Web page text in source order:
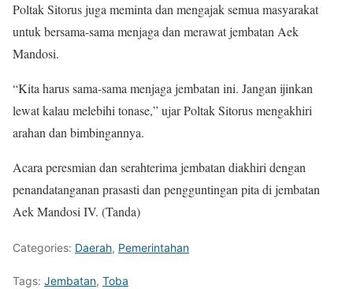
Poltak Sitorus juga meminta dan mengajak semua masyarakat
untuk bersama-sama menjaga dan merawat jembatan Aek
Mandosi.
“Kita harus sama-sama menjaga jembatan ini. Jangan ijinkan
lewat kalau melebihi tonase,” ujar Poltak Sitorus mengakhiri
arahan dan bimbingannya.
Acara peresmian dan serahterima jembatan diakhiri dengan
penandatanganan prasasti dan pengguntingan pita di jembatan
Aek Mandosi IV. (Tanda)
Categories: Daerah, Pemerintahan
Tags: Jembatan, Toba